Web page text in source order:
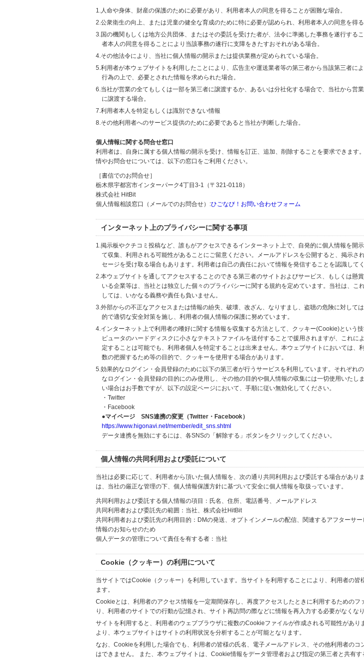
1.人命や身体、財産の保護のために必要があり、利用者本人の同意を得ることが困難な場合。
2.公衆衛生の向上、または児童の健全な育成のために特に必要が認められ、利用者本人の同意を得る
3.国の機関もしくは地方公共団体、またはその委託を受けた者が、法令に準拠した事務を遂行する
者本人の同意を得ることにより当該事務の遂行に支障をきたすおそれがある場合。
4.その他法令により、当社に個人情報の開示または提供業務が定められている場合。
5.利用者が本ウェブサイトを利用したことにより、広告主や運送業者等の第三者から当該第三者に
行為の上で、必要とされた情報を求められた場合。
6.当社が営業の全てもしくは一部を第三者に譲渡するか、あるいは分社化する場合で、当社から営
に譲渡する場合。
7.利用者本人を特定もしくは識別できない情報
8.その他利用者へのサービス提供のために必要であると当社が判断した場合。
個人情報に関する問合せ窓口
利用者は、自身に属する個人情報の開示を受け、情報を訂正、追加、削除することを要求できます
情やお問合せについては、以下の窓口をご利用ください。
［書信でのお問合せ］
栃木県宇都宮市インターパーク4丁目3-1（〒321-0118）
株式会社 HitBit
個人情報相談窓口（メールでのお問合せ）:ひごなび！お問い合わせフォーム
インターネット上のプライバシーに関する事項
1.掲示板やクチコミ投稿など、誰もがアクセスできるインターネット上で、自発的に個人情報を開
て収集、利用される可能性があることにご留意ください。メールアドレスを公開すると、掲示さ
セージを受け取る場合もあります。利用者は自己の責任において情報を発信することを認識してく
2.本ウェブサイトを通してアクセスすることのできる第三者のサイトおよびサービス、もしくは懸
いる企業等は、当社とは独立した個々のプライバシーに関する規約を定めています。当社は、こ
しては、いかなる義務や責任も負いません。
3.外部からの不正なアクセスまたは情報の紛失、破壊、改ざん、なりすまし、盗聴の危険に対して
的で適切な安全対策を施し、利用者の個人情報の保護に努めています。
4.インターネット上で利用者の嗜好に関する情報を収集する方法として、クッキー(Cookie)という
ピュータのハードディスクに小さなテキストファイルを送付することで援用されますが、これに
定することは可能でも、利用者個人を特定することは出来ません。本ウェブサイトにおいては、
数の把握するため等の目的で、クッキーを使用する場合があります。
5.効果的なログイン・会員登録のために以下の第三者が行うサービスを利用しています。それぞれ
なログイン・会員登録の目的にのみ使用し、その他の目的や個人情報の収集には一切使用いたし
い場合はお手数ですが、以下の設定ページにおいて、手順に従い無効化してください。
・Twitter
・Facebook
●マイページ SNS連携の変更（Twitter・Facebook）
https://www.higonavi.net/member/edit_sns.shtml
データ連携を無効にするには、各SNSの「解除する」ボタンをクリックしてください。
個人情報の共同利用および委託について
当社は必要に応じて、利用者から頂いた個人情報を、次の通り共同利用および委託する場合があり
は、当社の厳正な管理の下、個人情報保護方針に基づいて安全に個人情報を取扱っています。
共同利用および委託する個人情報の項目：氏名、住所、電話番号、メールアドレス
共同利用者および委託先の範囲：当社、株式会社HitBit
共同利用者および委託先の利用目的：DMの発送、オプトインメールの配信、関連するアフターサ
情報のお知らせのため
個人データの管理について責任を有する者：当社
Cookie（クッキー）の利用について
当サイトではCookie（クッキー）を利用しています。当サイトを利用することにより、利用者の皆
ます。
Cookieとは、利用者のアクセス情報を一定期間保存し、再度アクセスしたときに利用するためのフ
り、利用者のサイトでの行動が記憶され、サイト再訪問の際などに情報を再入力する必要がなくなり
サイトを利用すると、利用者のウェブブラウザに複数のCookieファイルが作成される可能性があ
より、本ウェブサイトはサイトの利用状況を分析することが可能となります。
なお、Cookieを利用した場合でも、利用者の皆様の氏名、電子メールアドレス、その他利用者のコ
はできません。 また、本ウェブサイトは、Cookie情報をデータ管理者および指定の第三者と共有す